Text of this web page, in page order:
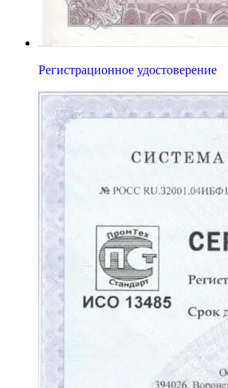
Регистрационное удостоверение